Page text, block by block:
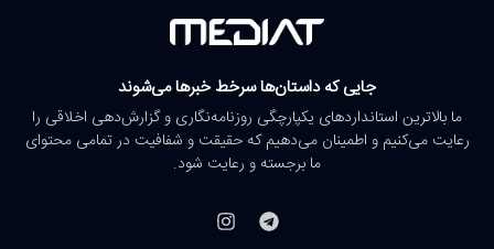
جایی که داستان‌ها سرخط خبرها می‌شوند
ما بالاترین استانداردهای یکپارچگی روزنامه‌نگاری و گزارش‌دهی اخلاقی را
رعایت می‌کنیم و اطمینان می‌دهیم که حقیقت و شفافیت در تمامی محتوای
ما برجسته و رعایت شود.